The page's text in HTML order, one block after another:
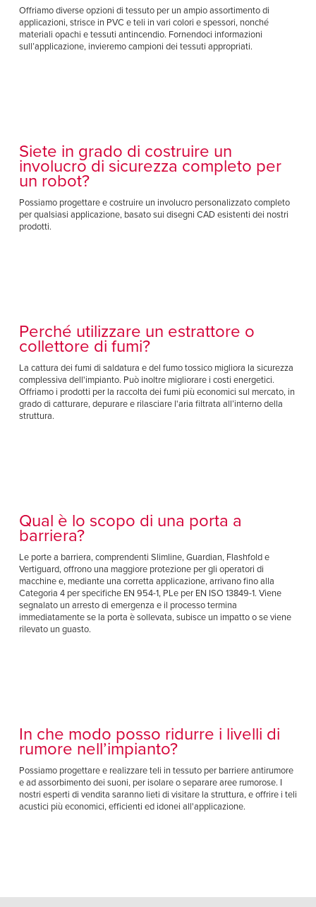
Offriamo diverse opzioni di tessuto per un ampio assortimento di
applicazioni, strisce in PVC e teli in vari colori e spessori, nonché
materiali opachi e tessuti antincendio. Fornendoci informazioni
sull’applicazione, invieremo campioni dei tessuti appropriati.
Siete in grado di costruire un
involucro di sicurezza completo per
un robot?
Possiamo progettare e costruire un involucro personalizzato completo
per qualsiasi applicazione, basato sui disegni CAD esistenti dei nostri
prodotti.
Perché utilizzare un estrattore o
collettore di fumi?
La cattura dei fumi di saldatura e del fumo tossico migliora la sicurezza
complessiva dell'impianto. Può inoltre migliorare i costi energetici.
Offriamo i prodotti per la raccolta dei fumi più economici sul mercato, in
grado di catturare, depurare e rilasciare l'aria filtrata all’interno della
struttura.
Qual è lo scopo di una porta a
barriera?
Le porte a barriera, comprendenti Slimline, Guardian, Flashfold e
Vertiguard, offrono una maggiore protezione per gli operatori di
macchine e, mediante una corretta applicazione, arrivano fino alla
Categoria 4 per specifiche EN 954-1, PLe per EN ISO 13849-1. Viene
segnalato un arresto di emergenza e il processo termina
immediatamente se la porta è sollevata, subisce un impatto o se viene
rilevato un guasto.
In che modo posso ridurre i livelli di
rumore nell’impianto?
Possiamo progettare e realizzare teli in tessuto per barriere antirumore
e ad assorbimento dei suoni, per isolare o separare aree rumorose. I
nostri esperti di vendita saranno lieti di visitare la struttura, e offrire i teli
acustici più economici, efficienti ed idonei all'applicazione.